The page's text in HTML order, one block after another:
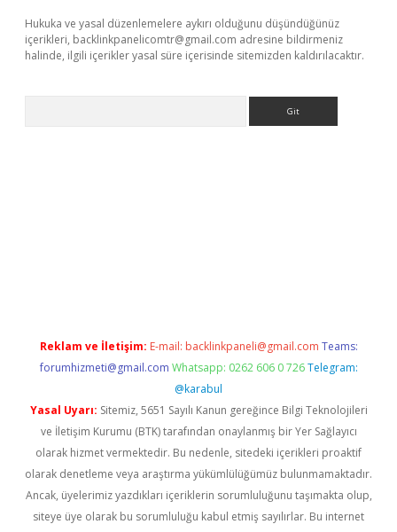
Hukuka ve yasal düzenlemelere aykırı olduğunu düşündüğünüz
içerikleri, backlinkpanelicomtr@gmail.com adresine bildirmeniz
halinde, ilgili içerikler yasal süre içerisinde sitemizden kaldırılacaktır.
Reklam ve İletişim: E-mail: backlinkpaneli@gmail.com Teams:
forumhizmeti@gmail.com Whatsapp: 0262 606 0 726 Telegram:
@karabul
Yasal Uyarı: Sitemiz, 5651 Sayılı Kanun gereğince Bilgi Teknolojileri
ve İletişim Kurumu (BTK) tarafından onaylanmış bir Yer Sağlayıcı
olarak hizmet vermektedir. Bu nedenle, sitedeki içerikleri proaktif
olarak denetleme veya araştırma yükümlülüğümüz bulunmamaktadır.
Ancak, üyelerimiz yazdıkları içeriklerin sorumluluğunu taşımakta olup,
siteye üye olarak bu sorumluluğu kabul etmiş sayılırlar. Bu internet